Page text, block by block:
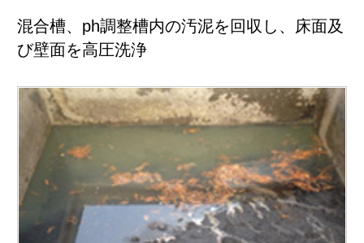
混合槽、ph調整槽内の汚泥を回収し、床面及
び壁面を高圧洗浄